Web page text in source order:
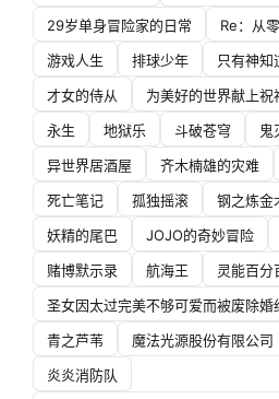
29岁单身冒险家的日常
Re：从
游戏人生
排球少年 只有神知
才女的侍从
为美好的世界献上祝
永生 地狱乐 斗破苍穹 鬼
异世界居酒屋
齐木楠雄的灾难
死亡笔记
孤独摇滚 钢之炼金
妖精的尾巴
JOJO的奇妙冒险
赌博默示录
航海王 灵能百分
圣女因太过完美不够可爱而被废除婚
青之芦苇
魔法光源股份有限公司
炎炎消防队